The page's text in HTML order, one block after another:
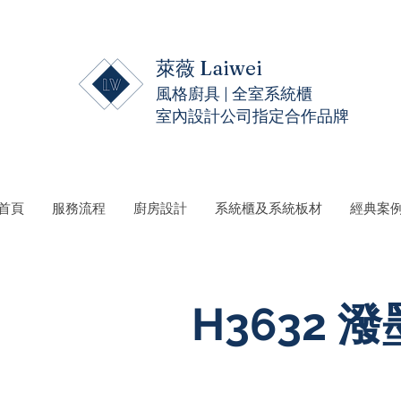
萊薇 Laiwei
風格廚具 | 全室系統櫃
室內設計公司指定合作品牌
頁 服務流程 廚房設計 系統櫃及系統板材 經典案
H3632 潑